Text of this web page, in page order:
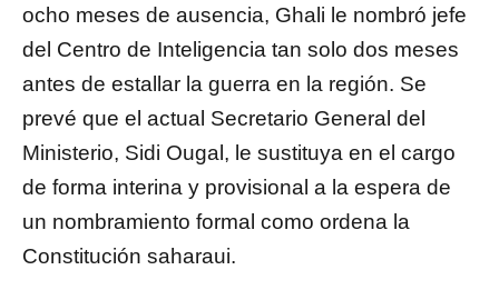
ocho meses de ausencia, Ghali le nombró jefe
del Centro de Inteligencia tan solo dos meses
antes de estallar la guerra en la región. Se
prevé que el actual Secretario General del
Ministerio, Sidi Ougal, le sustituya en el cargo
de forma interina y provisional a la espera de
un nombramiento formal como ordena la
Constitución saharaui.